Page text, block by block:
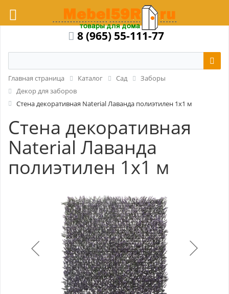
8 (965) 55-111-77
Главная страница Каталог Сад
Заборы
Декор для заборов
Стена декоративная Naterial Лаванда полиэтилен 1x1 м
Стена декоративная
Naterial Лаванда
полиэтилен 1x1 м